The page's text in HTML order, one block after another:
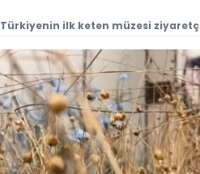
Türkiyenin ilk keten müzesi